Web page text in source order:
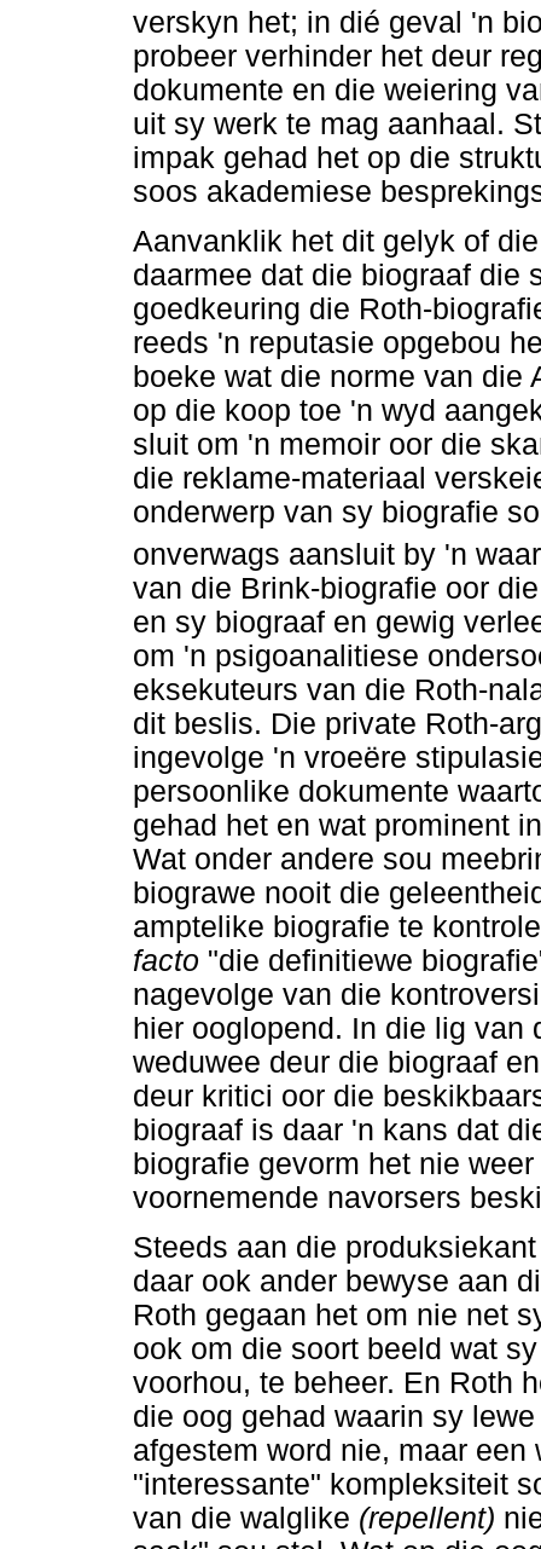
verskyn het; in dié geval 'n
probeer verhinder het deur
dokumente en die weiering
uit sy werk te mag aanhaal.
impak gehad het op die
soos akademiese
Aanvanklik het dit gelyk of
daarmee dat die biograaf die
goedkeuring die Roth-
reeds 'n reputasie opgebou
boeke wat die norme van die
op die koop toe 'n wyd
sluit om 'n memoir oor die
die reklame-materiaal
onderwerp van sy biografie
onverwags aansluit by 'n
van die Brink-biografie oor
en sy biograaf en gewig
om 'n psigoanalitiese
eksekuteurs van die Roth-
dit beslis. Die private Roth-
ingevolge 'n vroeëre
persoonlike dokumente
gehad het en wat prominent
Wat onder andere sou
biograwe nooit die
amptelike biografie te
facto "die definitiewe
nagevolge van die
hier ooglopend. In die lig van
weduwee deur die biograaf
deur kritici oor die
biograaf is daar 'n kans dat
biografie gevorm het nie
voornemende navorsers
Steeds aan die
daar ook ander bewyse aan
Roth gegaan het om nie net
ook om die soort beeld wat
voorhou, te beheer. En Roth
die oog gehad waarin sy
afgestem word nie, maar
"interessante" kompleksiteit
van die walglike (repellent)